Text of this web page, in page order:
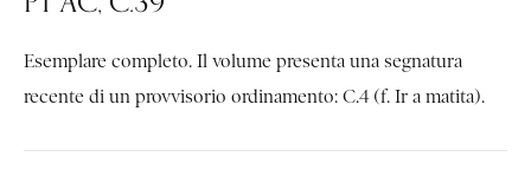
Esemplare completo. Il volume presenta una segnatura
recente di un provvisorio ordinamento: C.4 (f. Ir a matita).